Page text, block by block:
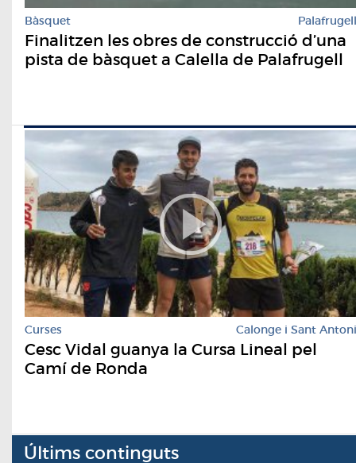
Bàsquet Palafrugell
Finalitzen les obres de construcció d’una
pista de bàsquet a Calella de Palafrugell
Curses Calonge i Sant Antoni
Cesc Vidal guanya la Cursa Lineal pel
Camí de Ronda
Últims continguts